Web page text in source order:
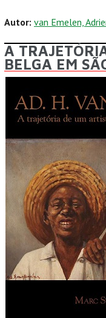
Autor: van Emelen,
A
BELGA EM